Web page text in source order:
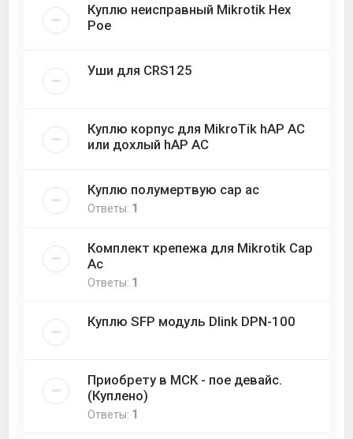
Куплю неисправный Mikrotik Hex
Poe
Уши для CRS125
Куплю корпус для MikroTik hAP AC
или дохлый hAP AC
Куплю полумертвую cap ac
Ответы: 1
Комплект крепежа для Mikrotik Cap
Ac
Ответы: 1
Куплю SFP модуль Dlink DPN-100
Приобрету в МСК - пое девайс.
(Куплено)
Ответы: 1